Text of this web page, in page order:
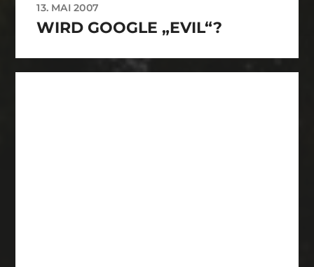
13. MAI 2007
WIRD GOOGLE „EVIL“?